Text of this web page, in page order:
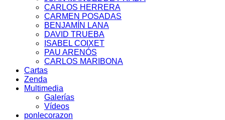
CARLOS HERRERA
CARMEN POSADAS
BENJAMÍN LANA
DAVID TRUEBA
ISABEL COIXET
PAU ARENÓS
CARLOS MARIBONA
Cartas
Zenda
Multimedia
Galerías
Vídeos
ponlecorazon